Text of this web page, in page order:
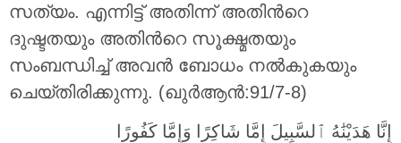
സത്യം. എന്നിട്ട് അതിന്ന് അതിന്‍റെ
ദുഷ്ടതയും അതിന്‍റെ സൂക്ഷ്മതയും
സംബന്ധിച്ച് അവന്‍ ബോധം നല്‍കുകയും
ചെയ്തിരിക്കുന്നു. (ഖുർആൻ:91/7-8)
إِنَّا هَدَيْنَٰهُ ٱلسَّبِيلَ إِمَّا شَاكِرًا وَإِمَّا كَفُورًا